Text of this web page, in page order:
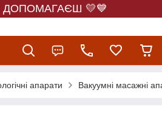
ДОПОМАГАЄШ 💛💙
апарати Вакуумні масажні